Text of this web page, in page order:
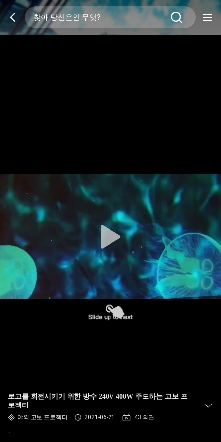
로고를 회전시키기 위한 방수 240V 400W 주도하는 고보 프
로젝터
야외 고보 프로젝터 2021-06-21 43 의견